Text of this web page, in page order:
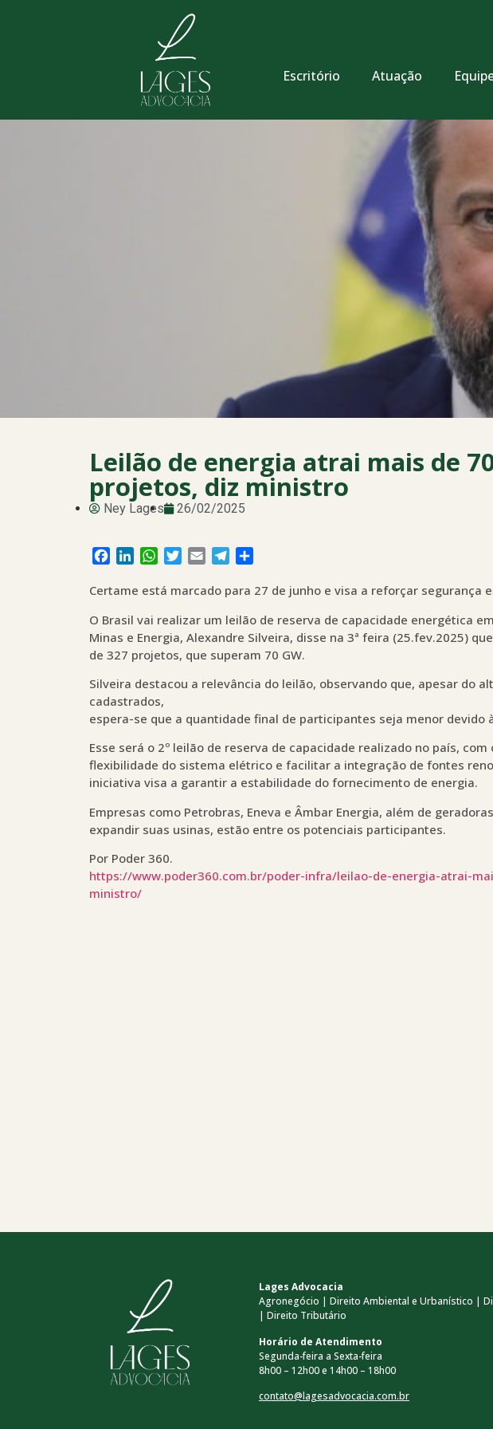
Escritório Atuação
Leilão de energia atrai mais de
projetos, diz ministro
Ney Lages 26/02/2025
Facebook
LinkedInWhatsApp
Twitter
Email Telegram
Certame está marcado para 27 de junho e visa a reforçar segurança
O Brasil vai realizar um leilão de reserva de capacidade energética
Minas e Energia, Alexandre Silveira, disse na 3ª feira (25.fev.2025)
de 327 projetos, que superam 70 GW.
Silveira destacou a relevância do leilão, observando que, apesar do
cadastrados,
espera-se que a quantidade final de participantes seja menor devido
Esse será o 2º leilão de reserva de capacidade realizado no país,
flexibilidade do sistema elétrico e facilitar a integração de fontes
iniciativa visa a garantir a estabilidade do fornecimento de energia.
Empresas como Petrobras, Eneva e Âmbar Energia, além de
expandir suas usinas, estão entre os potenciais participantes.
Por Poder 360.
https://www.poder360.com.br/poder-infra/leilao-de-energia-atrai-
ministro/
Lages Advocacia
Agronegócio | Direito Ambiental e Urbanístico |
| Direito Tributário
Horário de Atendimento
Segunda-feira a Sexta-feira
8h00 – 12h00 e 14h00 – 18h00
contato@lagesadvocacia.com.br